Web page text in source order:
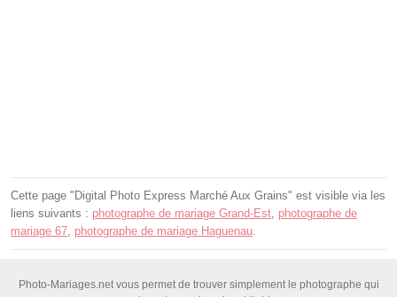
Cette page "Digital Photo Express Marché Aux Grains" est visible via les
liens suivants : photographe de mariage Grand-Est, photographe de
mariage 67, photographe de mariage Haguenau.
Photo-Mariages.net vous permet de trouver simplement le photographe qui